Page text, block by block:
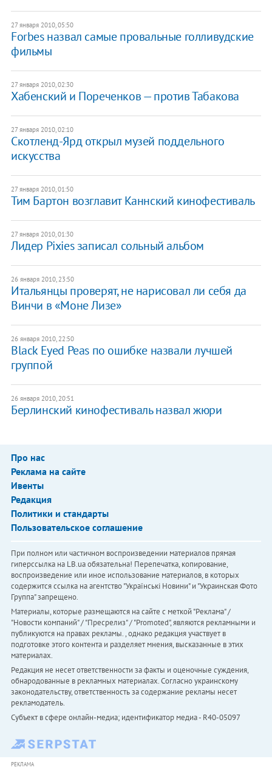
27 января 2010, 05:50
Forbes назвал самые провальные голливудские
фильмы
27 января 2010, 02:30
Хабенский и Пореченков — против Табакова
27 января 2010, 02:10
Скотленд-Ярд открыл музей поддельного
искусства
27 января 2010, 01:50
Тим Бартон возглавит Каннский кинофестиваль
27 января 2010, 01:30
Лидер Pixies записал сольный альбом
26 января 2010, 23:50
Итальянцы проверят, не нарисовал ли себя да
Винчи в «Моне Лизе»
26 января 2010, 22:50
Black Eyed Peas по ошибке назвали лучшей
группой
26 января 2010, 20:51
Берлинский кинофестиваль назвал жюри
Про нас
Реклама на сайте
Ивенты
Редакция
Политики и стандарты
Пользовательское соглашение
При полном или частичном воспроизведении материалов прямая
гиперссылка на LB.ua обязательна! Перепечатка, копирование,
воспроизведение или иное использование материалов, в которых
содержится ссылка на агентство "Українськi Новини" и "Украинская Фото
Группа" запрещено.
Материалы, которые размещаются на сайте с меткой "Реклама" /
"Новости компаний" / "Пресрелиз" / "Promoted", являются рекламными и
публикуются на правах рекламы. , однако редакция участвует в
подготовке этого контента и разделяет мнения, высказанные в этих
материалах.
Редакция не несет ответственности за факты и оценочные суждения,
обнародованные в рекламных материалах. Согласно украинскому
законодательству, ответственность за содержание рекламы несет
рекламодатель.
Субъект в сфере онлайн-медиа; идентификатор медиа - R40-05097
РЕКЛАМА